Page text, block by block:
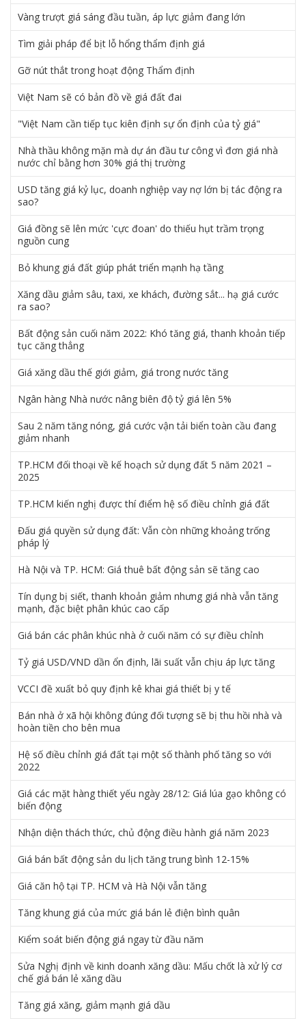
Vàng trượt giá sáng đầu tuần, áp lực giảm đang lớn
Tìm giải pháp để bịt lỗ hổng thẩm định giá
Gỡ nút thắt trong hoạt động Thẩm định
Việt Nam sẽ có bản đồ về giá đất đai
"Việt Nam cần tiếp tục kiên định sự ổn định của tỷ giá"
Nhà thầu không mặn mà dự án đầu tư công vì đơn giá nhà
nước chỉ bằng hơn 30% giá thị trường
USD tăng giá kỷ lục, doanh nghiệp vay nợ lớn bị tác động ra
sao?
Giá đồng sẽ lên mức 'cực đoan' do thiếu hụt trầm trọng
nguồn cung
Bỏ khung giá đất giúp phát triển mạnh hạ tầng
Xăng dầu giảm sâu, taxi, xe khách, đường sắt... hạ giá cước
ra sao?
Bất động sản cuối năm 2022: Khó tăng giá, thanh khoản tiếp
tục căng thẳng
Giá xăng dầu thế giới giảm, giá trong nước tăng
Ngân hàng Nhà nước nâng biên độ tỷ giá lên 5%
Sau 2 năm tăng nóng, giá cước vận tải biển toàn cầu đang
giảm nhanh
TP.HCM đối thoại về kế hoạch sử dụng đất 5 năm 2021 –
2025
TP.HCM kiến nghị được thí điểm hệ số điều chỉnh giá đất
Đấu giá quyền sử dụng đất: Vẫn còn những khoảng trống
pháp lý
Hà Nội và TP. HCM: Giá thuê bất động sản sẽ tăng cao
Tín dụng bị siết, thanh khoản giảm nhưng giá nhà vẫn tăng
mạnh, đặc biệt phân khúc cao cấp
Giá bán các phân khúc nhà ở cuối năm có sự điều chỉnh
Tỷ giá USD/VND dần ổn định, lãi suất vẫn chịu áp lực tăng
VCCI đề xuất bỏ quy định kê khai giá thiết bị y tế
Bán nhà ở xã hội không đúng đối tượng sẽ bị thu hồi nhà và
hoàn tiền cho bên mua
Hệ số điều chỉnh giá đất tại một số thành phố tăng so với
2022
Giá các mặt hàng thiết yếu ngày 28/12: Giá lúa gạo không có
biến động
Nhận diện thách thức, chủ động điều hành giá năm 2023
Giá bán bất động sản du lịch tăng trung bình 12-15%
Giá căn hộ tại TP. HCM và Hà Nội vẫn tăng
Tăng khung giá của mức giá bán lẻ điện bình quân
Kiểm soát biến động giá ngay từ đầu năm
Sửa Nghị định về kinh doanh xăng dầu: Mấu chốt là xử lý cơ
chế giá bán lẻ xăng dầu
Tăng giá xăng, giảm mạnh giá dầu